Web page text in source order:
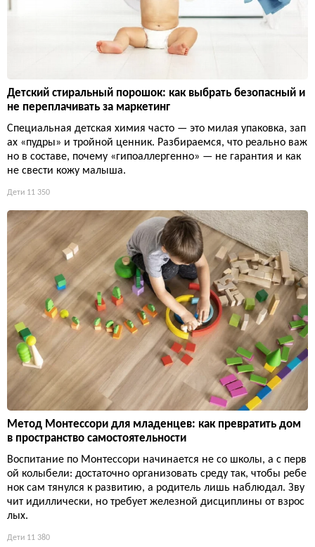
Детский стиральный порошок: как выбрать безопасный и
не переплачивать за маркетинг
Специальная детская химия часто — это милая упаковка, зап
ах «пудры» и тройной ценник. Разбираемся, что реально важ
но в составе, почему «гипоаллергенно» — не гарантия и как
не свести кожу малыша.
Дети 11 350
Метод Монтессори для младенцев: как превратить дом
в пространство самостоятельности
Воспитание по Монтессори начинается не со школы, а с перв
ой колыбели: достаточно организовать среду так, чтобы ребе
нок сам тянулся к развитию, а родитель лишь наблюдал. Зву
чит идиллически, но требует железной дисциплины от взрос
лых.
Дети 11 380